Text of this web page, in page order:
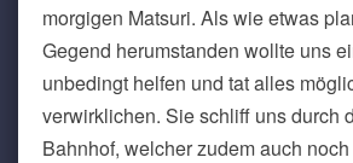
morgigen Matsuri. Als wie etwas
Gegend herumstanden wollte uns
unbedingt helfen und tat alles
verwirklichen. Sie schliff uns durch
Bahnhof, welcher zudem auch